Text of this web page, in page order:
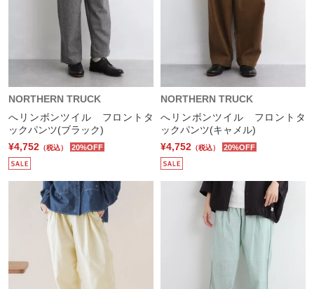
NORTHERN TRUCK
へリンボンツイル フロントタ
ックパンツ(ブラック)
¥4,752 （税込） 20%OFF
NORTHERN TRUCK
へリンボンツイル フロントタ
ックパンツ(キャメル)
¥4,752 （税込） 20%OFF